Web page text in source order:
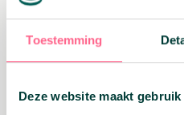
Toestemming
Deze website maakt
Met de aflossingsvrije
mogelijk dan vaak
gesprek met een van
hypotheekadviseurs
Wat is een